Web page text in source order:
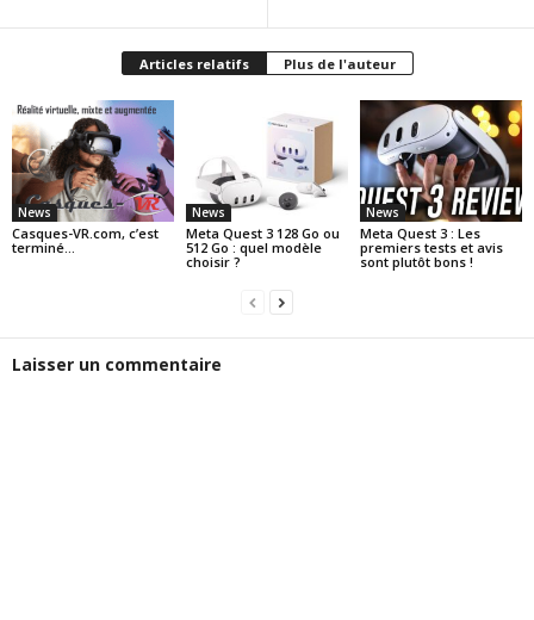
Articles relatifs Plus de l'auteur
News
Casques-VR.com, c’est
terminé…
News
Meta Quest 3 128 Go ou
512 Go : quel modèle
choisir ?
News
Meta Quest 3 : Les
premiers tests et avis
sont plutôt bons !
Laisser un commentaire